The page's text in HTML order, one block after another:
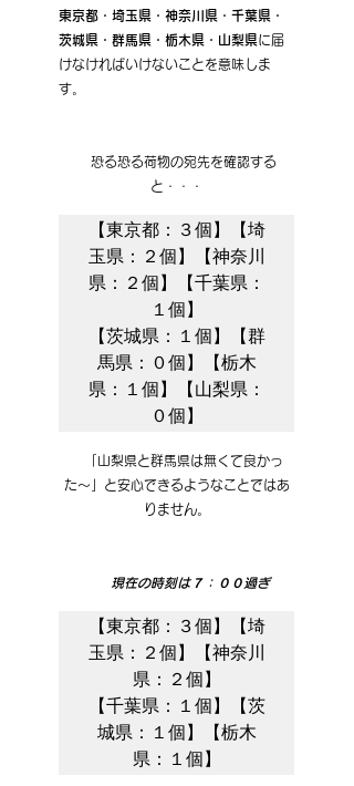
東京都・埼玉県・神奈川県・千葉県・
茨城県・群馬県・栃木県・山梨県に届
けなければいけないことを意味しま
す。
恐る恐る荷物の宛先を確認する
と・・・
【東京都：３個】【埼
玉県：２個】【神奈川
県：２個】【千葉県：
１個】
【茨城県：１個】【群
馬県：０個】【栃木
県：１個】【山梨県：
０個】
「山梨県と群馬県は無くて良かっ
た〜」と安心できるようなことではあ
りません。
現在の時刻は７：００過ぎ
【東京都：３個】【埼
玉県：２個】【神奈川
県：２個】
【千葉県：１個】【茨
城県：１個】【栃木
県：１個】